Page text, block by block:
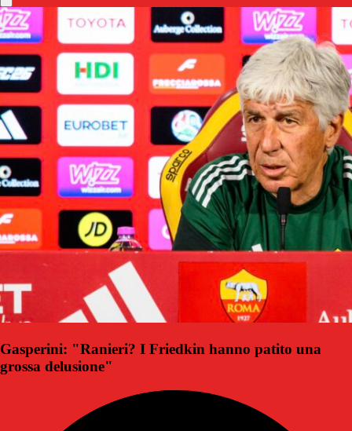
Gasperini: "Ranieri? I Friedkin hanno patito una
grossa delusione"